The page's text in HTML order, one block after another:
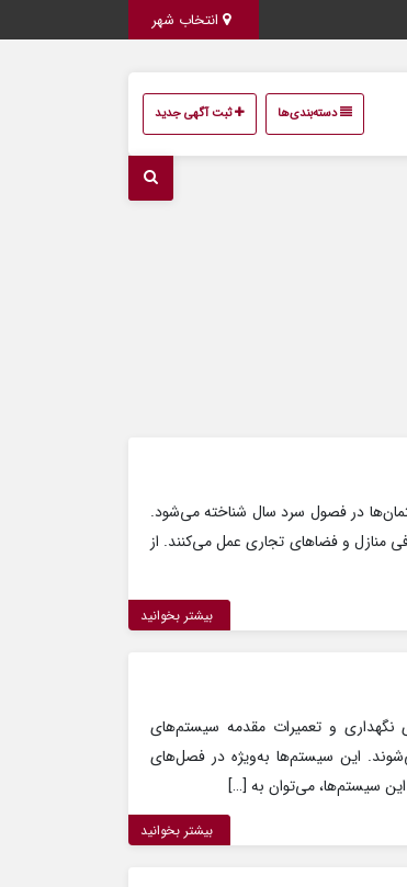
دسته‌بندی‌ها ثبت آگهی جدید
در فصول سرد سال شناخته می‌شود.
منازل و فضاهای تجاری عمل می‌کنند. از
بیشتر بخوانید
و تعمیرات مقدمه سیستم‌های
این سیستم‌ها به‌ویژه در فصل‌های
سیستم‌ها، می‌توان به […]
بیشتر بخوانید